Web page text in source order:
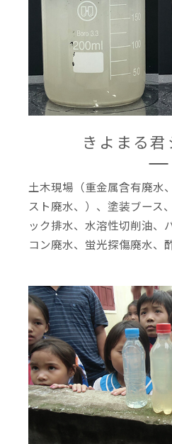
きよまる
土木現場（重金属含有廃水
スト廃水、）、塗装ブース
ック排水、水溶性切削油、
コン廃水、蛍光探傷廃水、